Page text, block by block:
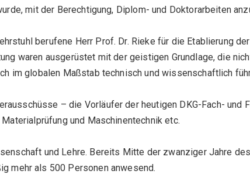
mit der Berechtigung, Diplom- und Doktorarbeiten
berufene Herr Prof. Dr. Rieke für die Etablierung
waren ausgerüstet mit der geistigen Grundlage, die
im globalen Maßstab technisch und wissenschaftlich
– die Vorläufer der heutigen DKG-Fach- und
und Maschinentechnik etc.
und Lehre. Bereits Mitte der zwanziger Jahre
mehr als 500 Personen anwesend.